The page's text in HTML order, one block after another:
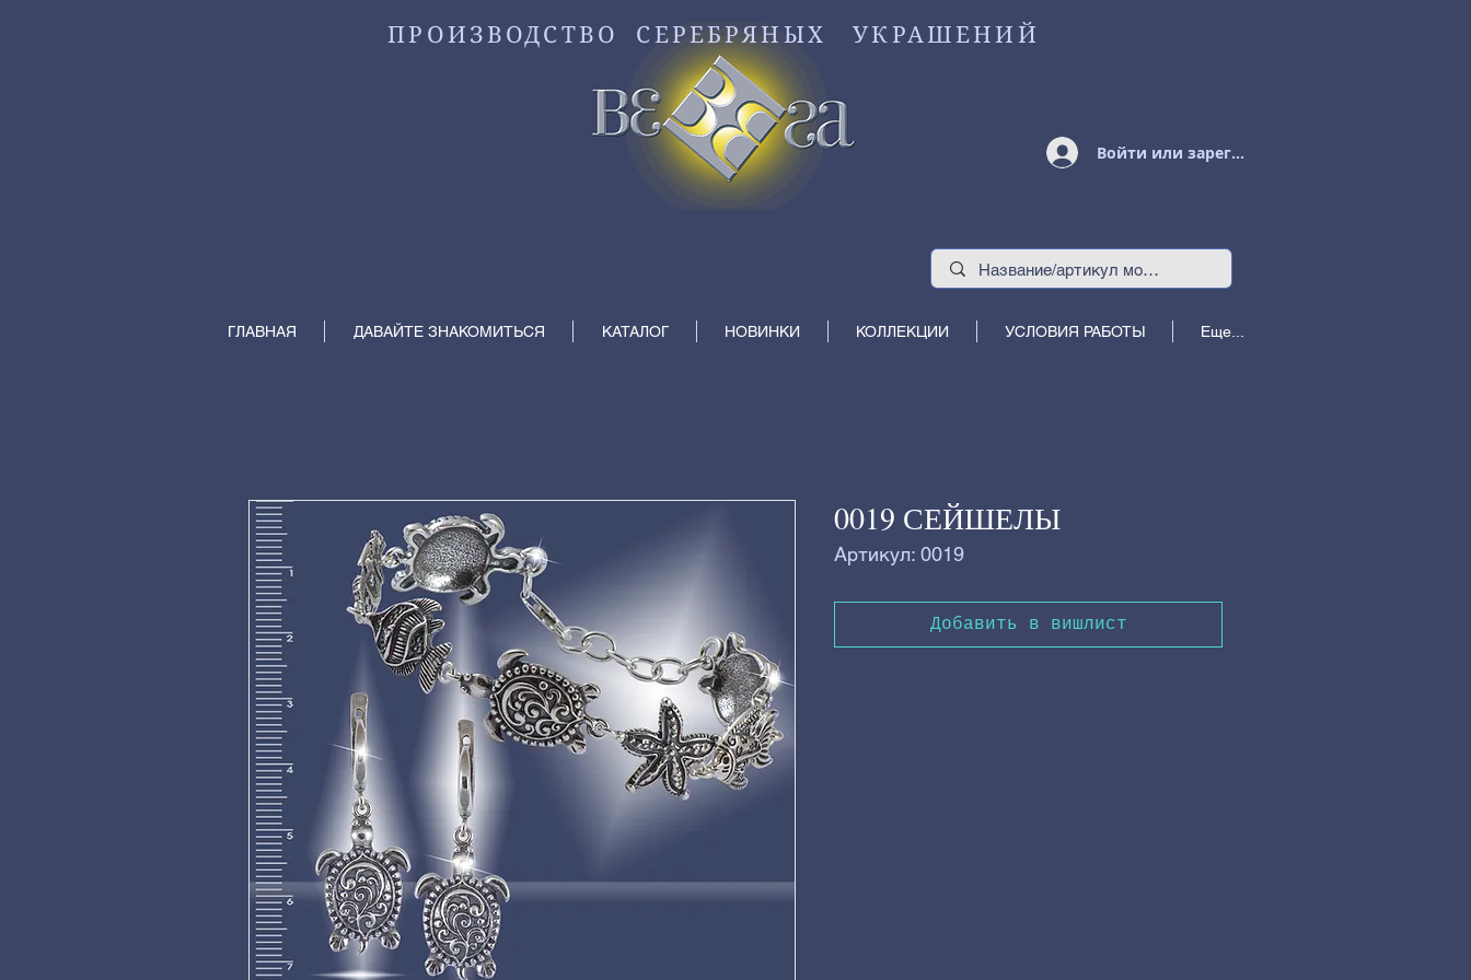
Войти или зарегистрироваться
ПРОИЗВОДСТВО СЕРЕБРЯНЫХ УКРАШЕНИЙ
ГЛАВНАЯ ДАВАЙТЕ ЗНАКОМИТЬСЯ КАТАЛОГ НОВИНКИ КОЛЛЕКЦИИ УСЛОВИЯ РАБОТЫ Еще...
0019 СЕЙШЕЛЫ
Артикул: 0019
Добавить в вишлист